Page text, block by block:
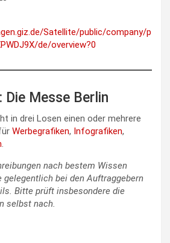
Satellite/public/company/p
de/overview?0
Die Messe Berlin
in drei Losen einen oder mehrere
Werbegrafiken, Infografiken,
.
nach bestem Wissen
gelegentlich bei den Auftraggebern
Bitte prüft insbesondere die
selbst nach.